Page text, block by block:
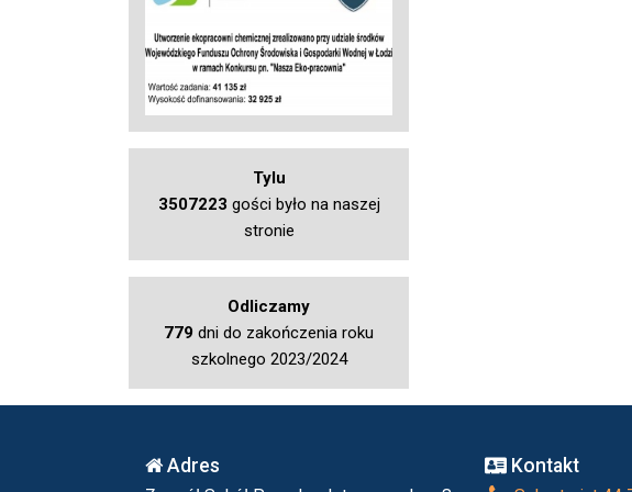
Tylu
3507223 gości było na naszej
stronie
Odliczamy
779 dni do zakończenia roku
szkolnego 2023/2024
Adres Kontakt